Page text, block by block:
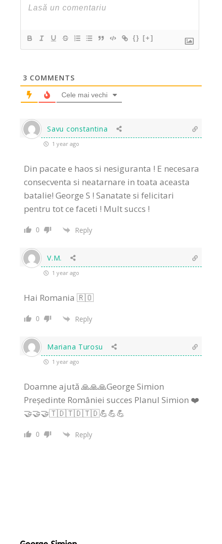
{} [+]
3 COMMENTS
Cele mai vechi
Savu constantina
1 year ago
Din pacate e haos si nesiguranta ! E necesara
consecventa si neatarnare in toata aceasta
batalie! George S ! Sanatate si felicitari
pentru tot ce faceti ! Mult succs !
0 Reply
V.M.
1 year ago
Hai Romania 🇷🇴
0 Reply
Mariana Turosu
1 year ago
Doamne ajută 🙏🙏🙏George Simion
Președinte României succes Planul Simion ❤️
🤝🤝🤝🇹🇩🇹🇩🇹🇩💪💪💪
0 Reply